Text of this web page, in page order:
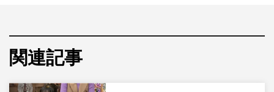
MCはかまいたち。番組の中で紹介される“ほわ～い話”の
ストーリーテラー・山内健司が、濱家隆一と今回のスタジ
オゲストの神田愛花、3時のヒロイン（福田麻貴・かな
関連記事